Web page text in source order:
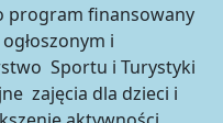
finansowany
i
Sportu i Turystyki
zajęcia dla dzieci i